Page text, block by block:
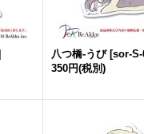
八つ橋-うび [sor-S-
350円(税別)